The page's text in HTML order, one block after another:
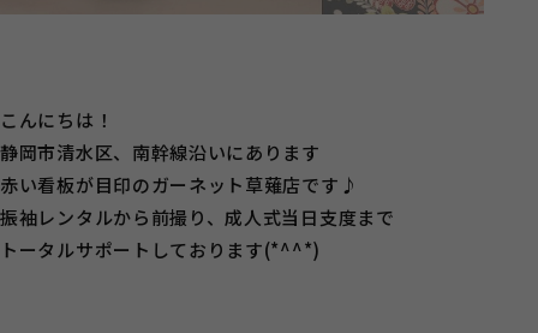
こんにちは！
静岡市清水区、南幹線沿いにあります
赤い看板が目印のガーネット草薙店です♪
振袖レンタルから前撮り、成人式当日支度まで
トータルサポートしております(*^^*)